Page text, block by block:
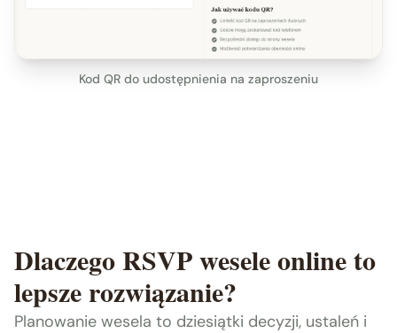
Kod QR do udostępnienia na zaproszeniu
Dlaczego RSVP wesele online to
lepsze rozwiązanie?
Planowanie wesela to dziesiątki decyzji, ustaleń i